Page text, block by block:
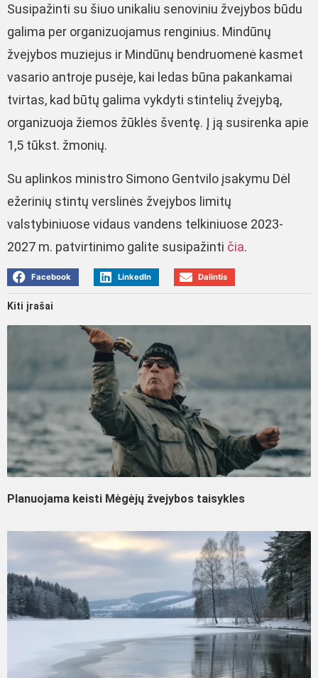
Susipažinti su šiuo unikaliu senoviniu žvejybos būdu
galima per organizuojamus renginius. Mindūnų
žvejybos muziejus ir Mindūnų bendruomenė kasmet
vasario antroje pusėje, kai ledas būna pakankamai
tvirtas, kad būtų galima vykdyti stintelių žvejybą,
organizuoja žiemos žūklės šventę. Į ją susirenka apie
1,5 tūkst. žmonių.
Su aplinkos ministro Simono Gentvilo įsakymu Dėl
ežerinių stintų verslinės žvejybos limitų
valstybiniuose vidaus vandens telkiniuose 2023-
2027 m. patvirtinimo galite susipažinti čia.
Facebook LinkedIn Dalintis
Kiti įrašai
Planuojama keisti Mėgėjų žvejybos taisykles